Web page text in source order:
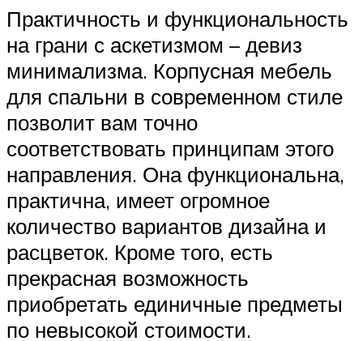
Практичность и функциональность
на грани с аскетизмом – девиз
минимализма. Корпусная мебель
для спальни в современном стиле
позволит вам точно
соответствовать принципам этого
направления. Она функциональна,
практична, имеет огромное
количество вариантов дизайна и
расцветок. Кроме того, есть
прекрасная возможность
приобретать единичные предметы
по невысокой стоимости.